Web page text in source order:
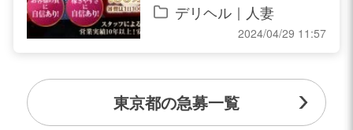
デリヘル｜人妻
2024/04/29 11:57
東京都の急募一覧